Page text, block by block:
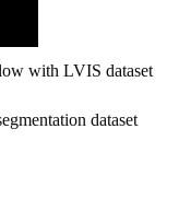
with LVIS dataset